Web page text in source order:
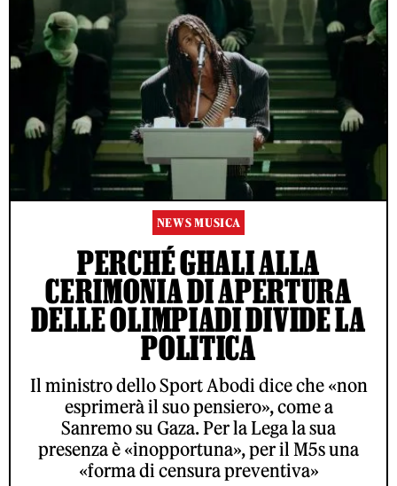
NEWS MUSICA
PERCHÉ GHALI ALLA
CERIMONIA DI APERTURA
DELLE OLIMPIADI DIVIDE LA
POLITICA
Il ministro dello Sport Abodi dice che «non
esprimerà il suo pensiero», come a
Sanremo su Gaza. Per la Lega la sua
presenza è «inopportuna», per il M5s una
«forma di censura preventiva»